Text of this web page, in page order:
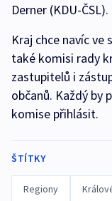
Derner (KDU-ČSL).
Kraj chce navíc
také komisi rady
zastupitelů i
občanů. Každý
komise přihlásit.
ŠTÍTKY
Regiony